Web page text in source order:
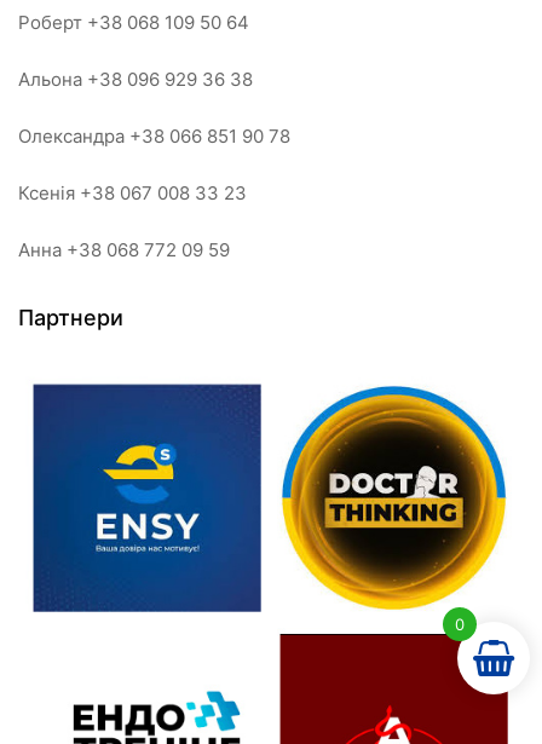
Роберт +38 068 109 50 64
Альона +38 096 929 36 38
Олександра +38 066 851 90 78
Ксенія +38 067 008 33 23
Анна +38 068 772 09 59
Партнери
0